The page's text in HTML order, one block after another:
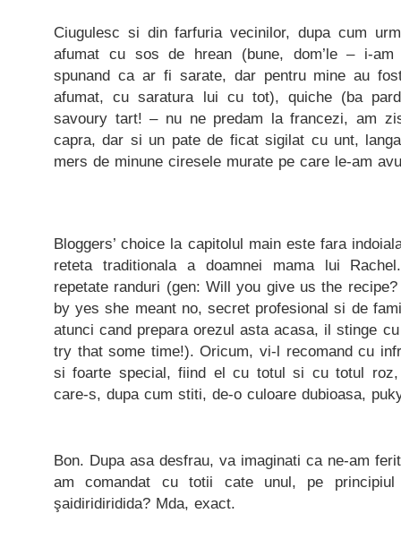
Ciugulesc si din farfuria vecinilor, dupa cum
afumat cu sos de hrean (bune, dom’le – i-
spunand ca ar fi sarate, dar pentru mine au
afumat, cu saratura lui cu tot), quiche (ba
savoury tart! – nu ne predam la francezi, am
capra, dar si un pate de ficat sigilat cu unt,
mers de minune ciresele murate pe care le-am
Bloggers’ choice la capitolul main este fara
reteta traditionala a doamnei mama lui
repetate randuri (gen: Will you give us the
by yes she meant no, secret profesional si de
atunci cand prepara orezul asta acasa, il stinge
try that some time!). Oricum, vi-l recomand cu
si foarte special, fiind el cu totul si cu totul
care-s, dupa cum stiti, de-o culoare dubioasa,
Bon. Dupa asa desfrau, va imaginati ca ne-am
am comandat cu totii cate unul, pe
şaidiridiridida? Mda, exact.